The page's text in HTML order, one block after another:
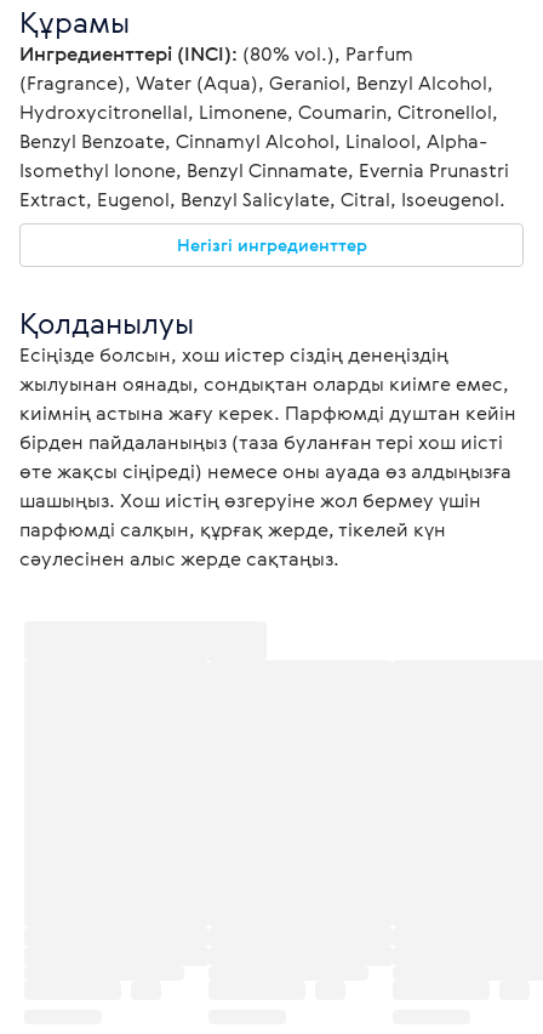
Құрамы
Ингредиенттері (INCI): (80% vol.), Parfum
(Fragrance), Water (Aqua), Geraniol, Benzyl Alcohol,
Hydroxycitronellal, Limonene, Coumarin, Citronellol,
Benzyl Benzoate, Cinnamyl Alcohol, Linalool, Alpha-
Isomethyl Ionone, Benzyl Cinnamate, Evernia Prunastri
Extract, Eugenol, Benzyl Salicylate, Citral, Isoeugenol.
Негізгі ингредиенттер
Қолданылуы
Есіңізде болсын, хош иістер сіздің денеңіздің
жылуынан оянады, сондықтан оларды киімге емес,
киімнің астына жағу керек. Парфюмді душтан кейін
бірден пайдаланыңыз (таза буланған тері хош иісті
өте жақсы сіңіреді) немесе оны ауада өз алдыңызға
шашыңыз. Хош иістің өзгеруіне жол бермеу үшін
парфюмді салқын, құрғақ жерде, тікелей күн
сәулесінен алыс жерде сақтаңыз.